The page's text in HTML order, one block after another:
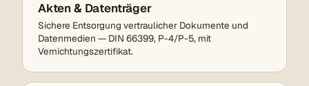
Akten & Datenträger
Sichere Entsorgung vertraulicher Dokumente und
Datenmedien — DIN 66399, P-4/P-5, mit
Vernichtungs­zertifikat.